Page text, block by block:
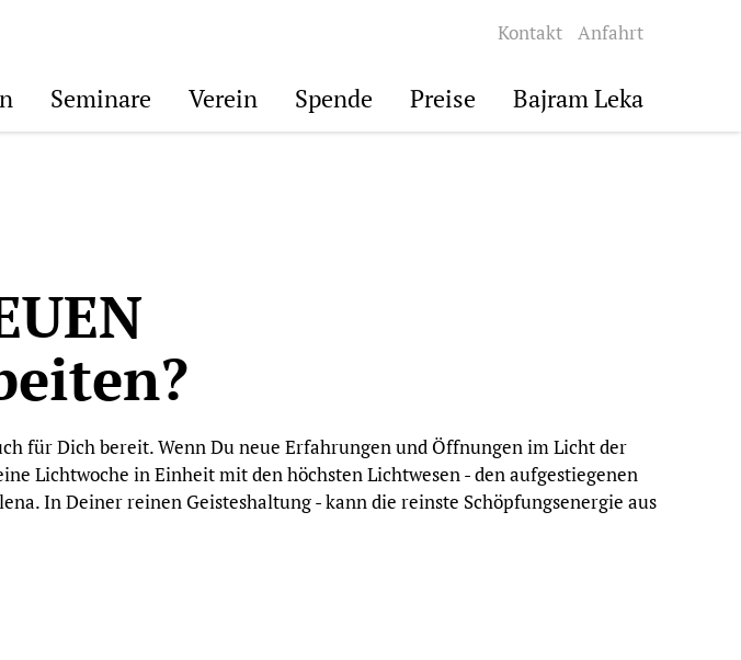
Kontakt Anfahrt
Seminare Verein Spende Preise Bajram Leka
für Dich bereit. Wenn Du neue Erfahrungen und Öffnungen im Licht der
Lichtwoche in Einheit mit den höchsten Lichtwesen - den aufgestiegenen
In Deiner reinen Geisteshaltung - kann die reinste Schöpfungsenergie aus